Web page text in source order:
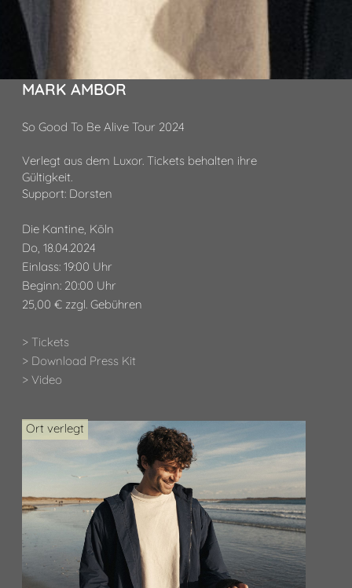
MARK AMBOR
So Good To Be Alive Tour 2024
Verlegt aus dem Luxor. Tickets behalten ihre
Gültigkeit.
Support: Dorsten
Die Kantine, Köln
Do, 18.04.2024
Einlass: 19:00 Uhr
Beginn: 20:00 Uhr
25,00 € zzgl. Gebühren
> Tickets
> Download Press Kit
> Video
Ort verlegt